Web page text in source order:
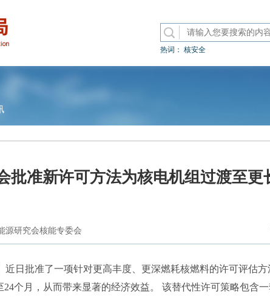
热词： 核安全
批准新许可方法为核电机组过渡至更
源研究会核能专委会
近日批准了一项针对更高丰度、更深燃耗核燃料的许可评估
24个月，从而带来显著的经济效益。 该替代性许可策略包含